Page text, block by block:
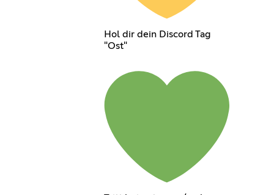
Hol dir dein Discord Tag
"Ost"